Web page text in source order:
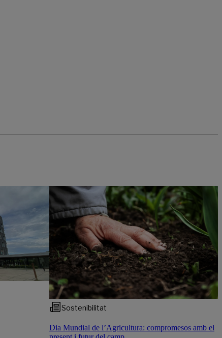
Sostenibilitat
Dia Mundial de l’Agricultura: compromesos amb el